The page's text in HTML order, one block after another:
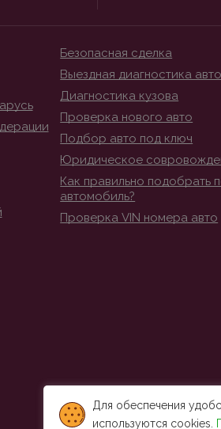
Безопасная сделка
Выездная диагностика авто
Диагностика кузова
Проверка нового авто
Подбор авто под ключ
Юридическое
Как правильно подобрать
автомобиль?
Проверка VIN номера авто
Для обеспечения
используются cookies.